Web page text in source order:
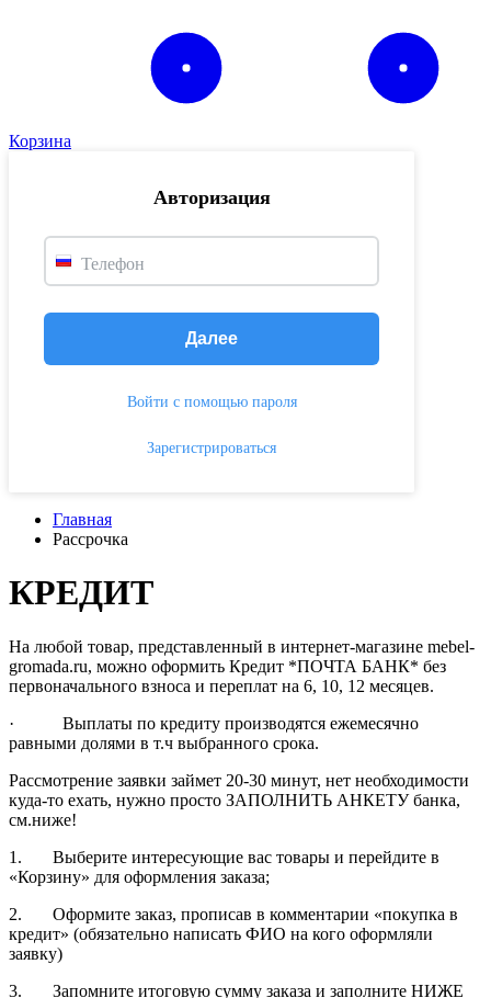
Корзина
Авторизация
Телефон
Далее
Войти с помощью пароля
Зарегистрироваться
Главная
Рассрочка
КРЕДИТ
На любой товар, представленный в интернет-магазине mebel-
gromada.ru, можно оформить Кредит *ПОЧТА БАНК* без
первоначального взноса и переплат на 6, 10, 12 месяцев.
· Выплаты по кредиту производятся ежемесячно
равными долями в т.ч выбранного срока.
Рассмотрение заявки займет 20-30 минут, нет необходимости
куда-то ехать, нужно просто ЗАПОЛНИТЬ АНКЕТУ банка,
см.ниже!
1. Выберите интересующие вас товары и перейдите в
«Корзину» для оформления заказа;
2. Оформите заказ, прописав в комментарии «покупка в
кредит» (обязательно написать ФИО на кого оформляли
заявку)
3. Запомните итоговую сумму заказа и заполните НИЖЕ